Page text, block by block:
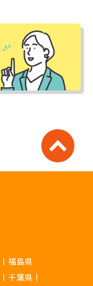
福島県
千葉県